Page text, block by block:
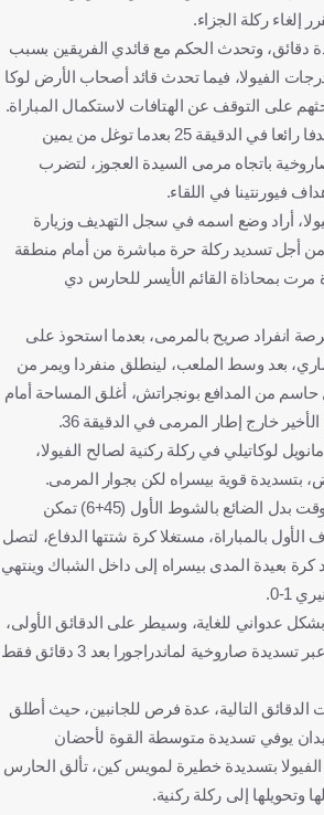
إلغاء ركلة الجزاء.
دقائق، وتحدث الحكم مع قائدي الفريقين بسبب
الفيولا، فيما تحدث قائد أصحاب الأرض لوكا
على التوقف عن الهتافات لاستكمال المباراة.
مويس كين كاد أن يسجل هدفا رائعا في الدقيقة 25 بعدما توغل من يمين
باتجاه مرمى السيدة العجوز، لتضرب
فيورنتينا في اللقاء.
أراد وضع اسمه في سجل التهديف وزيارة
أجل تسديد ركلة حرة مباشرة من أمام منطقة
مرت بمحاذاة القائم الأيسر للحارس دي
انفراد صريح بالمرمى، بعدما استحوذ على
بعد وسط الملعب، لينطلق منفردا ويمر من
من المدافع بونجراتش، أغلق المساحة أمام
خارج إطار المرمى في الدقيقة 36.
لوكاتيلي في ركلة ركنية لصالح الفيولا،
بتسديدة قوية بيسراه لكن بجوار المرمى.
وفي الدقيقة الأخيرة من الوقت بدل الضائع بالشوط الأول (45+6) تمكن
بالمباراة، مستغلا كرة شتتها الدفاع، لتصل
بعيدة المدى بيسراه إلى داخل الشباك وينتهي
1-0.
بشكل عدواني للغاية، وسيطر على الدقائق الأولى،
بل إنه سجل هدف التعادل عبر تسديدة صاروخية لماندراجورا بعد 3 دقائق فقط
التالية، عدة فرص للجانبين، حيث أطلق
يوفي تسديدة متوسطة القوة لأحضان
بتسديدة خطيرة لمويس كين، تألق الحارس
إلى ركلة ركنية.